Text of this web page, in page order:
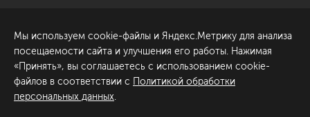
Обсудить проект
ул. Академика Павлова, 6
к1
+7 (812) 200-95-55
Мы используем cookie-файлы и Яндекс.Метрику для анализа
посещаемости сайта и улучшения его работы. Нажимая
«Принять», вы соглашаетесь с использованием cookie-
файлов в соответствии с Политикой обработки
персональных данных.